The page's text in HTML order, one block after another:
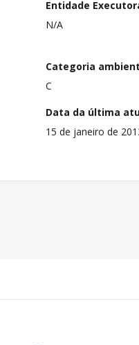
Entidade
N/A
Categoria
C
Data da última
15 de janeiro de